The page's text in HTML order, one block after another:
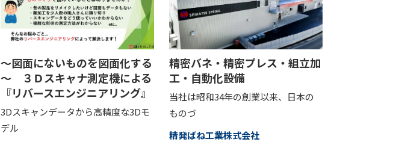
～図面にないものを図面化する
～ ３Ｄスキャナ測定機による
『リバースエンジニアリング』
3Dスキャンデータから高精度な3Dモ
デル
精密バネ・精密プレス・組立加
工・自動化設備
当社は昭和34年の創業以来、日本の
ものづ
精発ばね工業株式会社